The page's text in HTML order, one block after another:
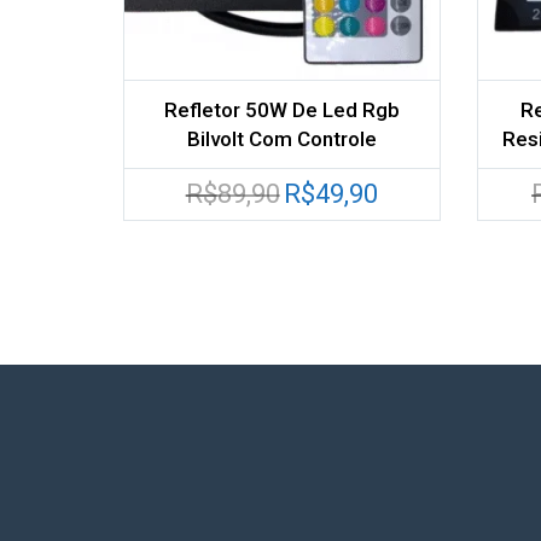
Refletor 50W De Led Rgb
Bilvolt Com Controle
R$89,90 O
preço
original
R$49,90O
preço
atual